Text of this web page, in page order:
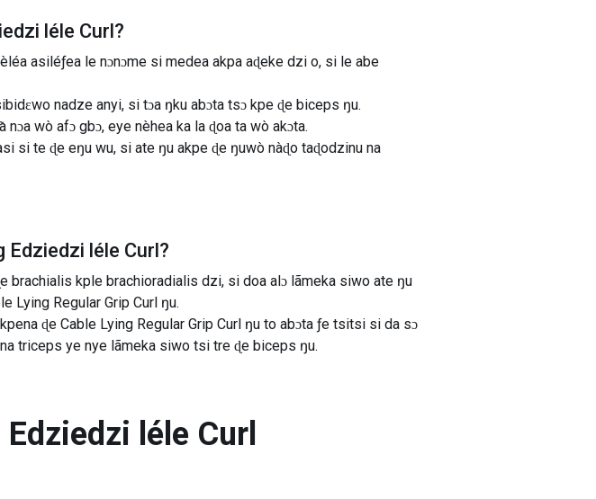
léle Curl?
asiléƒea le nɔnɔme si medea akpa aɖeke dzi o, si le abe
nadze anyi, si tɔa ŋku abɔta tsɔ kpe ɖe biceps ŋu.
wò afɔ gbɔ, eye nèhea ka la ɖoa ta wò akɔta.
si te ɖe eŋu wu, si ate ŋu akpe ɖe ŋuwò nàɖo taɖodzinu na
Edziedzi léle Curl?
brachialis kple brachioradialis dzi, si doa alɔ lãmeka siwo ate ŋu
Lying Regular Grip Curl ŋu.
ɖe Cable Lying Regular Grip Curl ŋu to abɔta ƒe tsitsi si da sɔ
triceps ye nye lãmeka siwo tsi tre ɖe biceps ŋu.
léle Curl